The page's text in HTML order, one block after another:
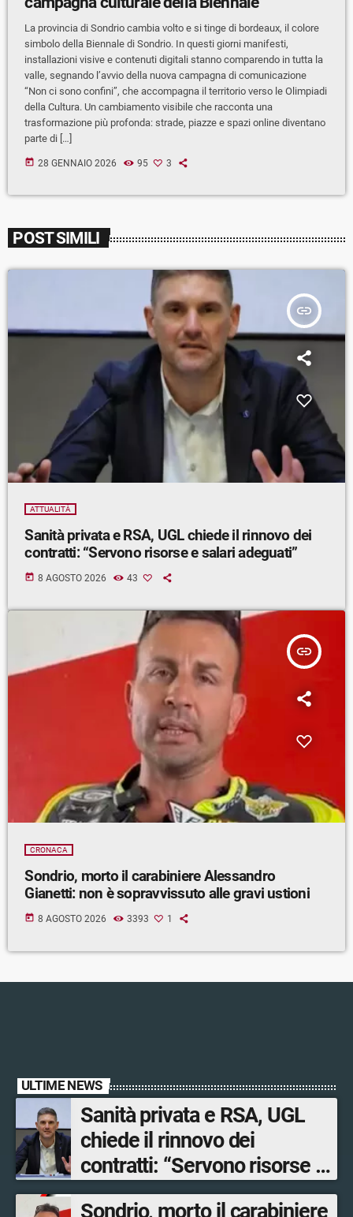
La provincia di Sondrio cambia volto e si tinge di bordeaux, il colore
simbolo della Biennale di Sondrio. In questi giorni manifesti,
installazioni visive e contenuti digitali stanno comparendo in tutta la
valle, segnando l’avvio della nuova campagna di comunicazione
“Non ci sono confini”, che accompagna il territorio verso le Olimpiadi
della Cultura. Un cambiamento visibile che racconta una
trasformazione più profonda: strade, piazze e spazi online diventano
parte di […]
today 28 GENNAIO 2026 95 3
POST SIMILI
insert_link
ATTUALITÀ
Sanità privata e RSA, UGL chiede il rinnovo dei
contratti: “Servono risorse e salari adeguati”
today 8 AGOSTO 2026 43
insert_link
CRONACA
Sondrio, morto il carabiniere Alessandro
Gianetti: non è sopravvissuto alle gravi ustioni
today 8 AGOSTO 2026 3393 1
ULTIME NEWS
Sanità privata e RSA, UGL
chiede il rinnovo dei
contratti: “Servono risorse e
salari adeguati”
Sondrio, morto il carabiniere